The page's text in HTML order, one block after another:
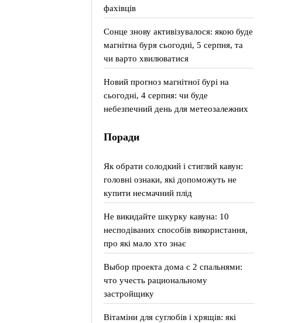
фахівців
Сонце знову активізувалося: якою буде
магнітна буря сьогодні, 5 серпня, та
чи варто хвилюватися
Новий прогноз магнітної бурі на
сьогодні, 4 серпня: чи буде
небезпечний день для метеозалежних
Поради
Як обрати солодкий і стиглий кавун:
головні ознаки, які допоможуть не
купити несмачний плід
Не викидайте шкурку кавуна: 10
несподіваних способів використання,
про які мало хто знає
Выбор проекта дома с 2 спальнями:
что учесть рациональному
застройщику
Вітаміни для суглобів і хрящів: які